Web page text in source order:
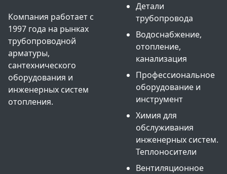
Компания работает с
1997 года на рынках
трубопроводной
арматуры,
сантехнического
оборудования и
инженерных систем
отопления.
Детали
трубопровода
Водоснабжение,
отопление,
канализация
Профессиональное
оборудование и
инструмент
Химия для
обслуживания
инженерных систем.
Теплоносители
Вентиляционное